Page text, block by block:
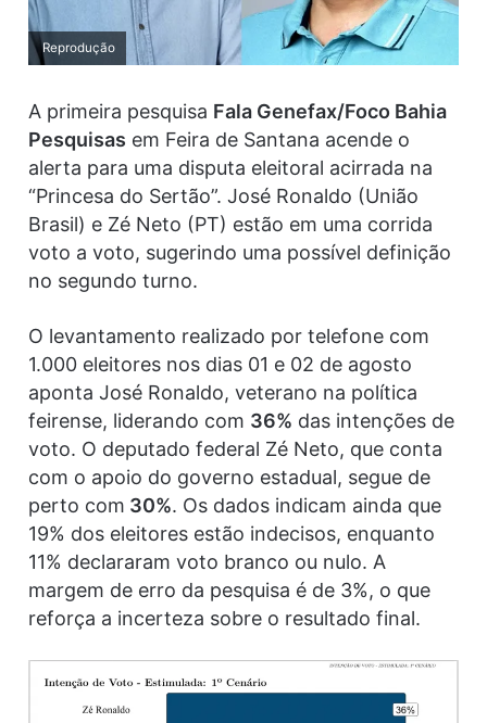
Reprodução
A primeira pesquisa Fala Genefax/Foco Bahia
Pesquisas em Feira de Santana acende o
alerta para uma disputa eleitoral acirrada na
“Princesa do Sertão”. José Ronaldo (União
Brasil) e Zé Neto (PT) estão em uma corrida
voto a voto, sugerindo uma possível definição
no segundo turno.
O levantamento realizado por telefone com
1.000 eleitores nos dias 01 e 02 de agosto
aponta José Ronaldo, veterano na política
feirense, liderando com 36% das intenções de
voto. O deputado federal Zé Neto, que conta
com o apoio do governo estadual, segue de
perto com 30%. Os dados indicam ainda que
19% dos eleitores estão indecisos, enquanto
11% declararam voto branco ou nulo. A
margem de erro da pesquisa é de 3%, o que
reforça a incerteza sobre o resultado final.